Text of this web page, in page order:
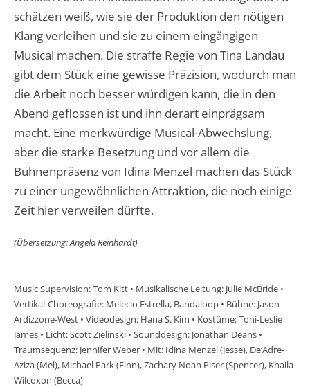
schätzen weiß, wie sie der Produktion den nötigen
Klang verleihen und sie zu einem eingängigen
Musical machen. Die straffe Regie von Tina Landau
gibt dem Stück eine gewisse Präzision, wodurch man
die Arbeit noch besser würdigen kann, die in den
Abend geflossen ist und ihn derart einprägsam
macht. Eine merkwürdige Musical-Abwechslung,
aber die starke Besetzung und vor allem die
Bühnenpräsenz von Idina Menzel machen das Stück
zu einer ungewöhnlichen Attraktion, die noch einige
Zeit hier verweilen dürfte.
(Übersetzung: Angela Reinhardt)
Music Supervision: Tom Kitt • Musikalische Leitung: Julie McBride •
Vertikal-Choreografie: Melecio Estrella, Bandaloop • Bühne: Jason
Ardizzone-West • Videodesign: Hana S. Kim • Kostüme: Toni-Leslie
James • Licht: Scott Zielinski • Sounddesign: Jonathan Deans •
Traumsequenz: Jennifer Weber • Mit: Idina Menzel (Jesse), De’Adre-
Aziza (Mel), Michael Park (Finn), Zachary Noah Piser (Spencer), Khaila
Wilcoxon (Becca)